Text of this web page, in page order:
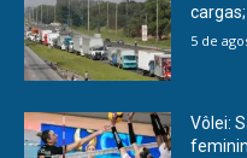
5 de
Vôlei: